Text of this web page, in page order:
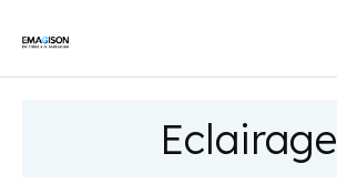
Eclairage